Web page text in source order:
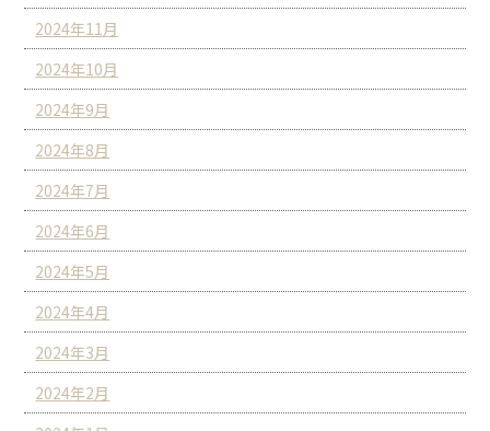
2024年11月
2024年10月
2024年9月
2024年8月
2024年7月
2024年6月
2024年5月
2024年4月
2024年3月
2024年2月